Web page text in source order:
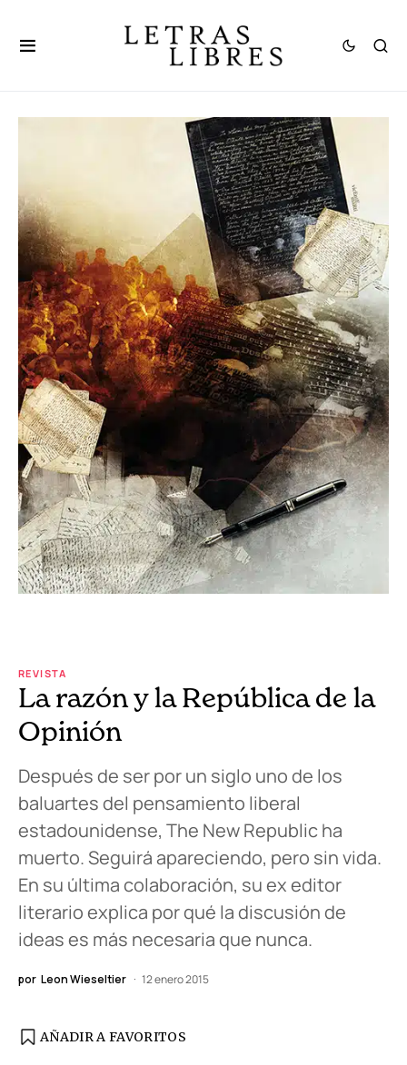
REVISTA
La razón y la República de la
Opinión
Después de ser por un siglo uno de los
baluartes del pensamiento liberal
estadounidense, The New Republic ha
muerto. Seguirá apareciendo, pero sin vida.
En su última colaboración, su ex editor
literario explica por qué la discusión de
ideas es más necesaria que nunca.
por Leon Wieseltier 12 enero 2015
AÑADIR A FAVORITOS